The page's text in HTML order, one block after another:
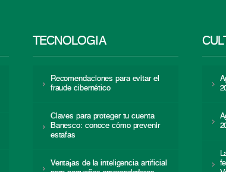
TECNOLOGÍA
Recomendaciones para evitar el
fraude cibernético
Claves para proteger tu cuenta
Banesco: conoce cómo prevenir
estafas
Ventajas de la inteligencia artificial